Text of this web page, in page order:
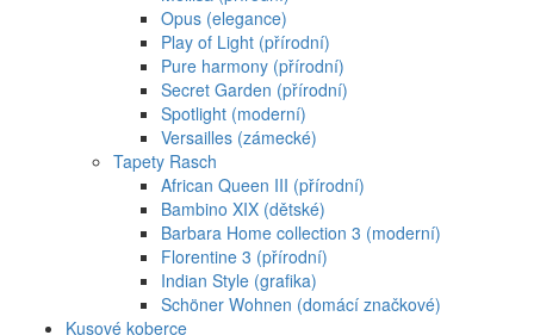
Opus (elegance)
Play of Light (přírodní)
Pure harmony (přírodní)
Secret Garden (přírodní)
Spotlight (moderní)
Versailles (zámecké)
Tapety Rasch
African Queen III (přírodní)
Bambino XIX (dětské)
Barbara Home collection 3 (moderní)
Florentine 3 (přírodní)
Indian Style (grafika)
Schöner Wohnen (domácí značkové)
Kusové koberce